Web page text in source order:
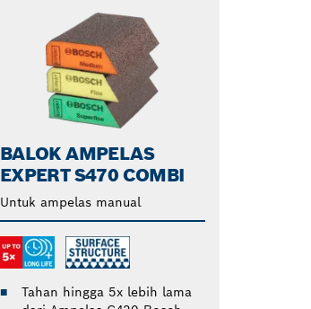
BALOK AMPELAS
EXPERT S470 COMBI
Untuk ampelas manual
Tahan hingga 5x lebih lama